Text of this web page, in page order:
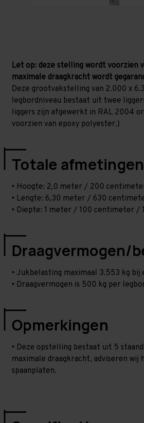
Let op: deze stelling wordt voorzien
maximale draagkracht wordt
Deze grootvakstelling van 2.000 x
legbordniveau bestaat uit twee
liggers zijn afgewerkt in RAL 2004
voorzien van epoxy polyester.)
Totale
• Hoogte: 2,0 meter / 200
• Lengte: 6,30 meter / 630
• Diepte: 1 meter / 100 centimeter /
Draagvermogen/
• Jukbelasting maximaal 3.553 kg
• Draagvermogen is 500 kg per
Opmerkingen
• Deze opstelling bestaat uit 5
maximale draagkracht, adviseren
spaanplaten.